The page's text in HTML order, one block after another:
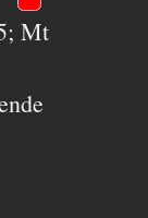
Mt